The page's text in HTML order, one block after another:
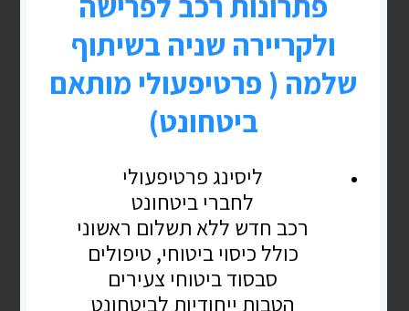
"עבדתי" את חיי.
אני מרגישה שכל אחד מאיתנו כאן, צריך לעשות
מה שטוב לו, מה שנכון לו, מה שהלב שלו אומר לו.
אין כאן נכון או לא נכון.
אין כאן שביל אבנים צהובות, שעלינו לחצות, על
כי מה הוא היעד?
היעד להיות מאושרת, להנות מחיי, מילדיי,
ממשפחתי, לגלות מי אני ומה אני, להיות
משמעותית וליצור.